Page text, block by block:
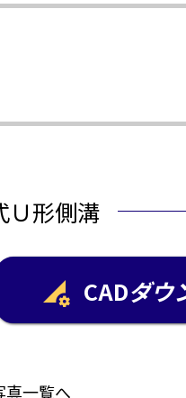
Ｕ形側溝
perm_data_setting CADダウ
真一覧へ